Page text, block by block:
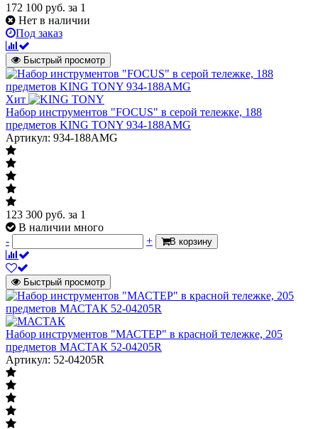
172 100 руб. за 1
Нет в наличии
Под заказ
Быстрый просмотр
Хит
Набор инструментов "FOCUS" в серой тележке, 188
предметов KING TONY 934-188AMG
Артикул: 934-188AMG
123 300 руб. за 1
В наличии много
-
+ В корзину
Быстрый просмотр
Набор инструментов "МАСТЕР" в красной тележке, 205
предметов МАСТАК 52-04205R
Артикул: 52-04205R